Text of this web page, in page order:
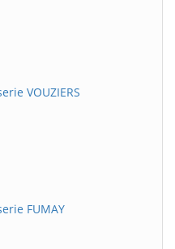
VOUZIERS
FUMAY